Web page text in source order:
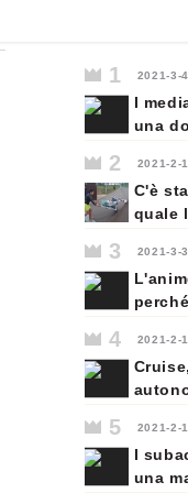
1 2021-3-4
I
una
di
2 2021-2-
C'è
quale
da
3 2021-3-3
sta
4 2021-2-
senza
5 2021-2-
I
una